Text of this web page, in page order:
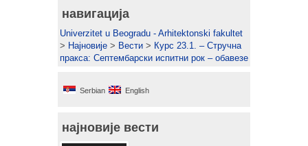
навигација
Univerzitet u Beogradu - Arhitektonski fakultet
> Најновије > Вести > Курс 23.1. – Стручна
пракса: Септембарски испитни рок – обавезе
Serbian English
најновије вести